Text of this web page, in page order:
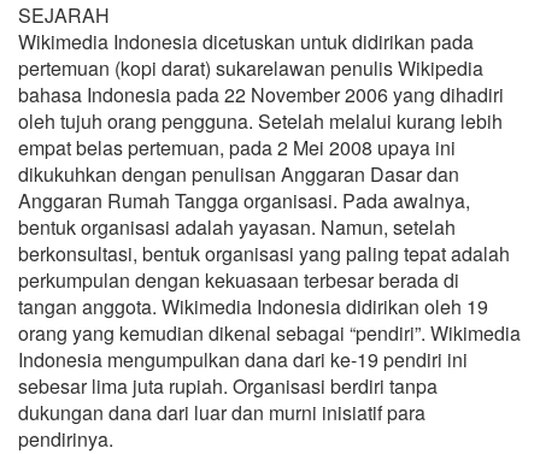
SEJARAH
Wikimedia Indonesia dicetuskan untuk didirikan pada
pertemuan (kopi darat) sukarelawan penulis Wikipedia
bahasa Indonesia pada 22 November 2006 yang dihadiri
oleh tujuh orang pengguna. Setelah melalui kurang lebih
empat belas pertemuan, pada 2 Mei 2008 upaya ini
dikukuhkan dengan penulisan Anggaran Dasar dan
Anggaran Rumah Tangga organisasi. Pada awalnya,
bentuk organisasi adalah yayasan. Namun, setelah
berkonsultasi, bentuk organisasi yang paling tepat adalah
perkumpulan dengan kekuasaan terbesar berada di
tangan anggota. Wikimedia Indonesia didirikan oleh 19
orang yang kemudian dikenal sebagai “pendiri”. Wikimedia
Indonesia mengumpulkan dana dari ke-19 pendiri ini
sebesar lima juta rupiah. Organisasi berdiri tanpa
dukungan dana dari luar dan murni inisiatif para
pendirinya.